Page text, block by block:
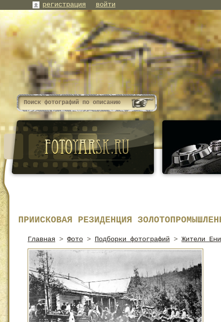
ПРИИСКОВАЯ РЕЗИДЕНЦИЯ
Главная > Фото > Подборки фотографий > Жители
регистрация войти